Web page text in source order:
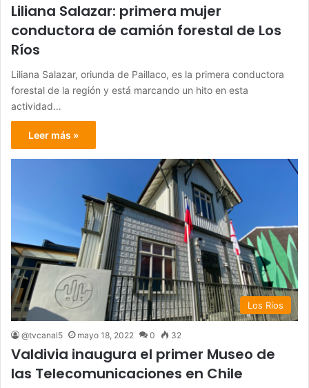
Liliana Salazar: primera mujer
conductora de camión forestal de Los
Ríos
Liliana Salazar, oriunda de Paillaco, es la primera conductora
forestal de la región y está marcando un hito en esta
actividad…
Leer más »
Los Ríos
@tvcanal5 mayo 18, 2022 0 32
Valdivia inaugura el primer Museo de
las Telecomunicaciones en Chile